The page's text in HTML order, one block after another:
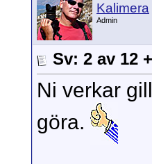
Kalimera
Admin
Sv: 2 av 12
Ni verkar
göra.